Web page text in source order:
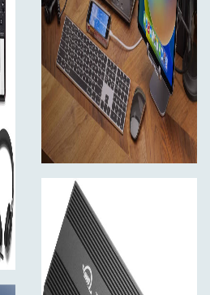
Nu kan du
til 11 porte, så du kan
dele filer på et øjeblik på et
din interne lagerplads ved
drev og arbejde lettere med en
og tastatur i fuld størrelse. Du
tablet til en stationær video-,
og
for, hvordan du kan
til at omdefinere din tablet-
ubegrænsede.
bærbar Du vil gerne forbinde
fungere fejlfrit. Mens
er gode til de fleste